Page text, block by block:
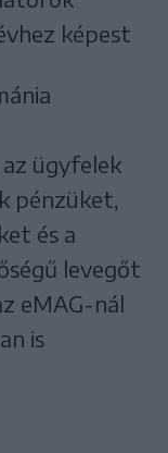
képest
ügyfelek
pénzüket,
és a
levegőt
eMAG-nál
is